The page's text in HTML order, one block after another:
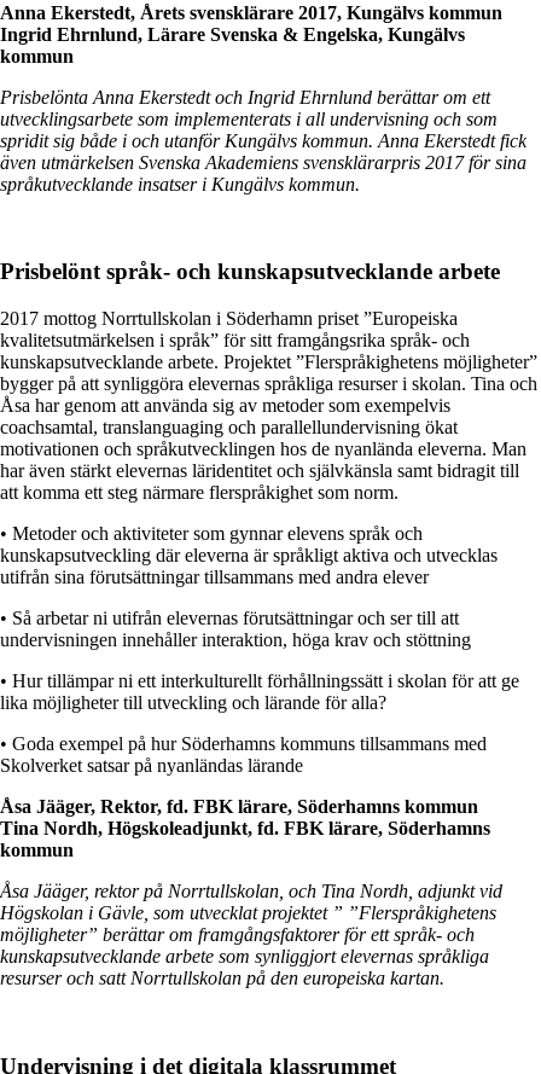
Anna Ekerstedt, Årets svensklärare 2017, Kungälvs kommun
Ingrid Ehrnlund, Lärare Svenska & Engelska, Kungälvs
kommun
Prisbelönta Anna Ekerstedt och Ingrid Ehrnlund berättar om ett
utvecklingsarbete som implementerats i all undervisning och som
spridit sig både i och utanför Kungälvs kommun. Anna Ekerstedt fick
även utmärkelsen Svenska Akademiens svensklärarpris 2017 för sina
språkutvecklande insatser i Kungälvs kommun.
Prisbelönt språk- och kunskapsutvecklande arbete
2017 mottog Norrtullskolan i Söderhamn priset ”Europeiska
kvalitetsutmärkelsen i språk” för sitt framgångsrika språk- och
kunskapsutvecklande arbete. Projektet ”Flerspråkighetens möjligheter”
bygger på att synliggöra elevernas språkliga resurser i skolan. Tina och
Åsa har genom att använda sig av metoder som exempelvis
coachsamtal, translanguaging och parallellundervisning ökat
motivationen och språkutvecklingen hos de nyanlända eleverna. Man
har även stärkt elevernas läridentitet och självkänsla samt bidragit till
att komma ett steg närmare flerspråkighet som norm.
• Metoder och aktiviteter som gynnar elevens språk och
kunskapsutveckling där eleverna är språkligt aktiva och utvecklas
utifrån sina förutsättningar tillsammans med andra elever
• Så arbetar ni utifrån elevernas förutsättningar och ser till att
undervisningen innehåller interaktion, höga krav och stöttning
• Hur tillämpar ni ett interkulturellt förhållningssätt i skolan för att ge
lika möjligheter till utveckling och lärande för alla?
• Goda exempel på hur Söderhamns kommuns tillsammans med
Skolverket satsar på nyanländas lärande
Åsa Jääger, Rektor, fd. FBK lärare, Söderhamns kommun
Tina Nordh, Högskoleadjunkt, fd. FBK lärare, Söderhamns
kommun
Åsa Jääger, rektor på Norrtullskolan, och Tina Nordh, adjunkt vid
Högskolan i Gävle, som utvecklat projektet ” ”Flerspråkighetens
möjligheter” berättar om framgångsfaktorer för ett språk- och
kunskapsutvecklande arbete som synliggjort elevernas språkliga
resurser och satt Norrtullskolan på den europeiska kartan.
Undervisning i det digitala klassrummet